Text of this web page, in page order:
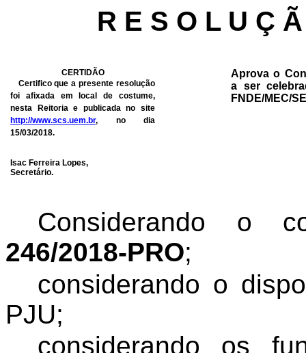
R E S O L U Ç
CERTIDÃO
Certifico que a presente resolução
foi afixada em local de costume,
nesta Reitoria e publicada no site
http://www.scs.uem.br, no dia
15/03/2018.
Isac Ferreira Lopes,
Secretário.
Aprova o
a ser
FNDE/MEC/
Considerando o
246/2018-PRO;
considerando o
PJU;
considerando os